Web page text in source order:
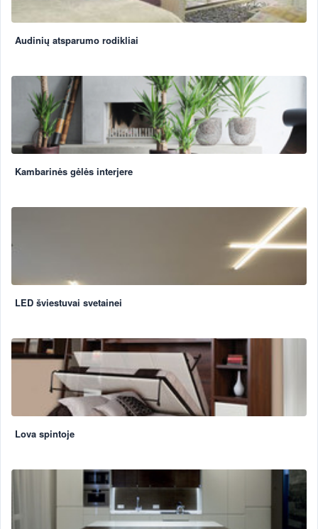
Audinių atsparumo rodikliai
Kambarinės gėlės interjere
LED šviestuvai svetainei
Lova spintoje